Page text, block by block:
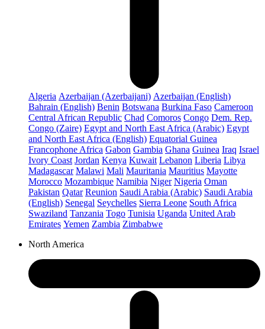
Algeria Azerbaijan (Azerbaijani) Azerbaijan (English)
Bahrain (English) Benin Botswana Burkina Faso Cameroon
Central African Republic Chad Comoros Congo Dem. Rep.
Congo (Zaire) Egypt and North East Africa (Arabic) Egypt
and North East Africa (English) Equatorial Guinea
Francophone Africa Gabon Gambia Ghana Guinea Iraq Israel
Ivory Coast Jordan Kenya Kuwait Lebanon Liberia Libya
Madagascar Malawi Mali Mauritania Mauritius Mayotte
Morocco Mozambique Namibia Niger Nigeria Oman
Pakistan Qatar Reunion Saudi Arabia (Arabic) Saudi Arabia
(English) Senegal Seychelles Sierra Leone South Africa
Swaziland Tanzania Togo Tunisia Uganda United Arab
Emirates Yemen Zambia Zimbabwe
North America